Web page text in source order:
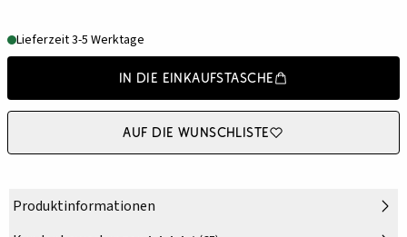
Lieferzeit 3-5 Werktage
In die Einkaufstasche
Auf die Wunschliste
Produktinformationen